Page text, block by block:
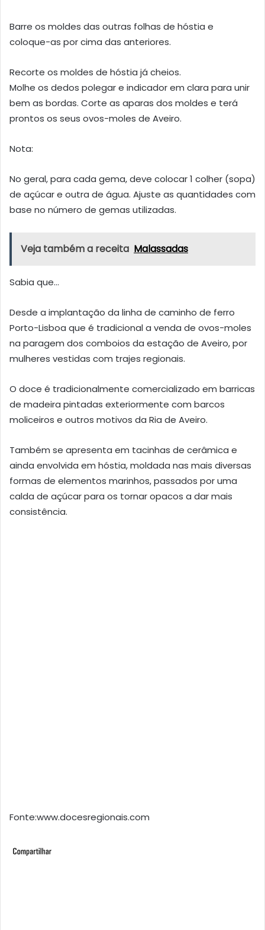
Barre os moldes das outras folhas de hóstia e
coloque-as por cima das anteriores.
Recorte os moldes de hóstia já cheios.
Molhe os dedos polegar e indicador em clara para unir
bem as bordas. Corte as aparas dos moldes e terá
prontos os seus ovos-moles de Aveiro.
Nota:
No geral, para cada gema, deve colocar 1 colher (sopa)
de açúcar e outra de água. Ajuste as quantidades com
base no número de gemas utilizadas.
Veja também a receita Malassadas
Sabia que…
Desde a implantação da linha de caminho de ferro
Porto-Lisboa que é tradicional a venda de ovos-moles
na paragem dos comboios da estação de Aveiro, por
mulheres vestidas com trajes regionais.
O doce é tradicionalmente comercializado em barricas
de madeira pintadas exteriormente com barcos
moliceiros e outros motivos da Ria de Aveiro.
Também se apresenta em tacinhas de cerâmica e
ainda envolvida em hóstia, moldada nas mais diversas
formas de elementos marinhos, passados por uma
calda de açúcar para os tornar opacos a dar mais
consistência.
Fonte:www.docesregionais.com